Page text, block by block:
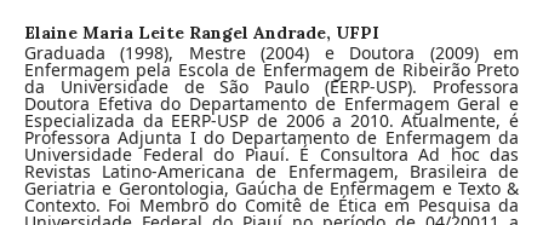
Elaine Maria Leite Rangel Andrade, UFPI
Graduada (1998), Mestre (2004) e Doutora (2009) em
Enfermagem pela Escola de Enfermagem de Ribeirão Preto
da Universidade de São Paulo (EERP-USP). Professora
Doutora Efetiva do Departamento de Enfermagem Geral e
Especializada da EERP-USP de 2006 a 2010. Atualmente, é
Professora Adjunta I do Departamento de Enfermagem da
Universidade Federal do Piauí. É Consultora Ad hoc das
Revistas Latino-Americana de Enfermagem, Brasileira de
Geriatria e Gerontologia, Gaúcha de Enfermagem e Texto &
Contexto. Foi Membro do Comitê de Ética em Pesquisa da